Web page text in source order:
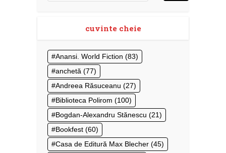
cuvinte cheie
Anansi. World Fiction (83)
anchetă (77)
Andreea Răsuceanu (27)
Biblioteca Polirom (100)
Bogdan-Alexandru Stănescu (21)
Bookfest (60)
Casa de Editură Max Blecher (45)